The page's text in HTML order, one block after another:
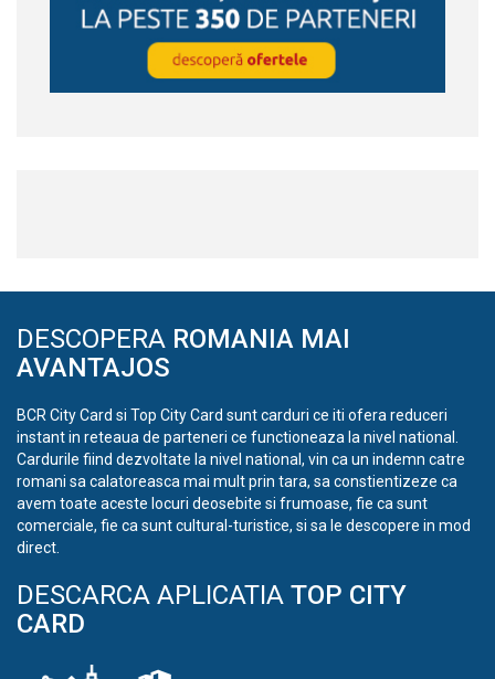
DESCOPERA ROMANIA MAI
AVANTAJOS
BCR City Card si Top City Card sunt carduri ce iti ofera reduceri
instant in reteaua de parteneri ce functioneaza la nivel national.
Cardurile fiind dezvoltate la nivel national, vin ca un indemn catre
romani sa calatoreasca mai mult prin tara, sa constientizeze ca
avem toate aceste locuri deosebite si frumoase, fie ca sunt
comerciale, fie ca sunt cultural-turistice, si sa le descopere in mod
direct.
DESCARCA APLICATIA TOP CITY
CARD